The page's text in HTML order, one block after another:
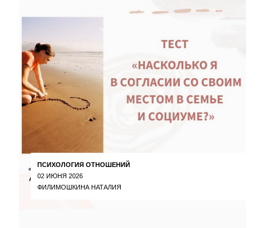
ПСИХОЛОГИЯ ОТНОШЕНИЙ
02 ИЮНЯ 2026
ФИЛИМОШКИНА НАТАЛИЯ